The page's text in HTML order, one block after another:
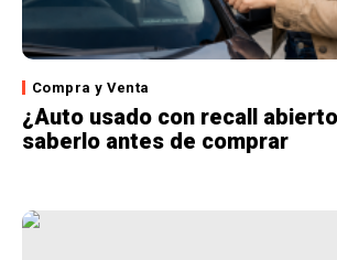
Compra y Venta
¿Auto usado con recall
saberlo antes de comprar